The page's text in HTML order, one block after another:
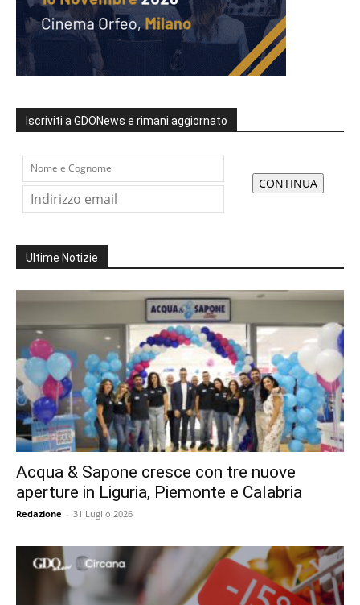
Iscriviti a GDONews e rimani aggiornato
Ultime Notizie
Acqua & Sapone cresce con tre nuove
aperture in Liguria, Piemonte e Calabria
Redazione - 31 Luglio 2026